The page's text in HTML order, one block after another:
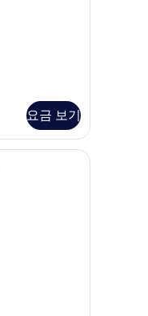
요금 보기
/거위털 이불, 객실 내 금고, 책상